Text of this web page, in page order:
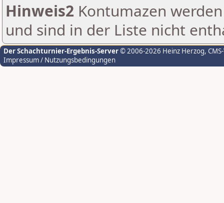
Hinweis2 Kontumazen
und sind in der Liste nicht
Der Schachturnier-Ergebnis-Server© 2006-2026 Heinz Herzog,
Impressum / Nutzungsbedingungen